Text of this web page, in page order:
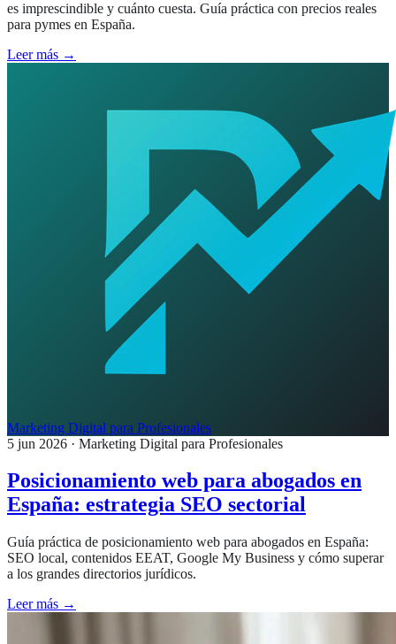
es imprescindible y cuánto cuesta. Guía práctica con precios reales
para pymes en España.
Leer más →
Marketing Digital para Profesionales
5 jun 2026 · Marketing Digital para Profesionales
Posicionamiento web para abogados en
España: estrategia SEO sectorial
Guía práctica de posicionamiento web para abogados en España:
SEO local, contenidos EEAT, Google My Business y cómo superar
a los grandes directorios jurídicos.
Leer más →